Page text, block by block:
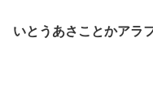
いとうあさことかアラ